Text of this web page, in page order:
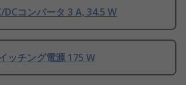
DCコンバータ 3 A, 34.5 W
ッチング電源 175 W